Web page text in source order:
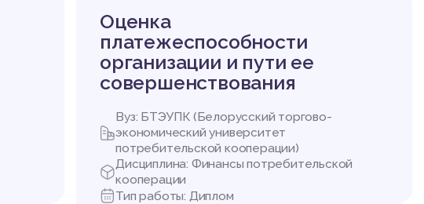
Оценка
платежеспособности
организации и пути ее
совершенствования
Вуз: БТЭУПК (Белорусский торгово-
экономический университет
потребительской кооперации)
Дисциплина: Финансы потребительской
кооперации
Тип работы: Диплом